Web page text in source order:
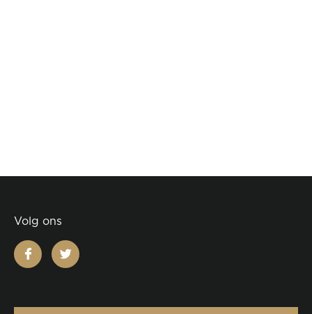
Volg ons
facebooktwitter